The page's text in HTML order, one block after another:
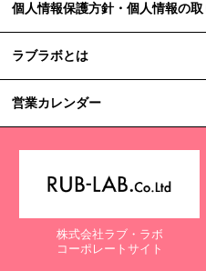
個人情報保護方針・個人情報の
ラブラボとは
営業カレンダー
株式会社ラブ・ラボ
コーポレートサイト